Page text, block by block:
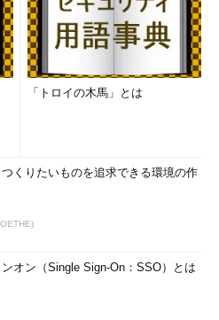
「トロイの木馬」とは
つくりたいものを追求できる環境の作
オン（Single Sign-On：SSO）とは